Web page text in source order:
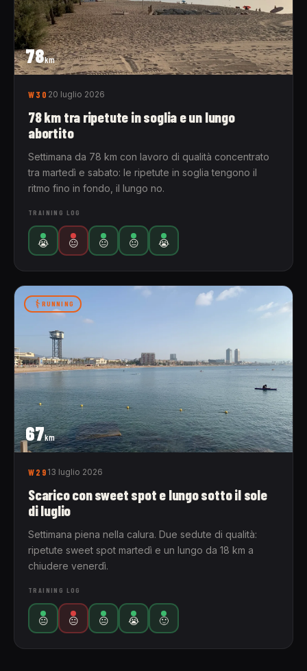
78km
W30 20 luglio 2026
78 km tra ripetute in soglia e un lungo
abortito
Settimana da 78 km con lavoro di qualità concentrato
tra martedì e sabato: le ripetute in soglia tengono il
ritmo fino in fondo, il lungo no.
TRAINING LOG
😭 😐 😐 😐 😭
67km
RUNNING
W29 13 luglio 2026
Scarico con sweet spot e lungo sotto il sole
di luglio
Settimana piena nella calura. Due sedute di qualità:
ripetute sweet spot martedì e un lungo da 18 km a
chiudere venerdì.
TRAINING LOG
😐 😐 😐 😭 🙂